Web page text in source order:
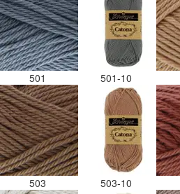
501 501-10
503 503-10